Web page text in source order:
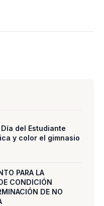
del Estudiante
y color el gimnasio
PARA LA
CONDICIÓN
DE NO